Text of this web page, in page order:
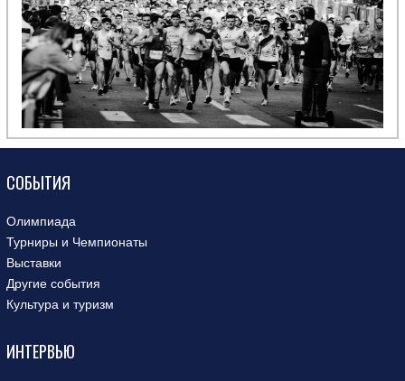
СОБЫТИЯ
Олимпиада
Турниры и Чемпионаты
Выставки
Другие события
Культура и туризм
ИНТЕРВЬЮ